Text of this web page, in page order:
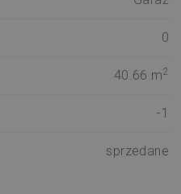
0
40.66 m2
-1
sprzedane